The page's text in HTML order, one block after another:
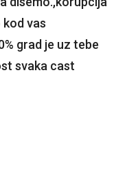
kod vas
grad je uz tebe
svaka cast